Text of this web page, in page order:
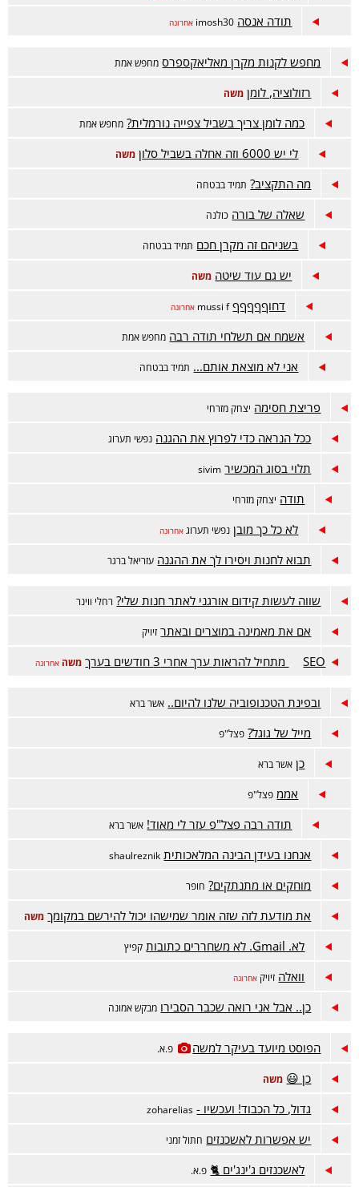
תודה אנסה imosh30 אחרונה
מחפש לקנות מקרן מאליאקספרס מחפש אמת
רזולוציה, לומן משה
כמה לומן צריך בשביל צפייה נורמלית? מחפש אמת
לי יש 6000 וזה אחלה בשביל סלון משה
מה התקציב? תמיד בבטחה
שאלה של בורה כולנה
בשניהם זה מקרן חכם תמיד בבטחה
יש גם עוד שיטה משה
דחוףףףףף mussi f אחרונה
אשמח אם תשלחי תודה רבה מחפש אמת
אני לא מוצאת אותם... תמיד בבטחה
פריצת חסימה יצחק מזרחי
ככל הנראה כדי לפרוץ את ההגנה נפשי תערוג
תלוי בסוג המכשיר sivim
תודה יצחק מזרחי
לא כל כך מובן נפשי תערוג אחרונה
תבוא לחנות ויסירו לך את ההגנה עזריאל ברגר
שווה לעשות קידום אורגני לאתר חנות שלי? רחלי ווינר
אם את מאמינה במוצרים ובאתר זיויק
SEO מתחיל להראות ערך אחרי 3 חודשים בערך משה אחרונה
ובפינת הטכנופוביה שלנו להיום.. אשר ברא
מייל של גוגל? פצל"פ
כן אשר ברא
אממ פצל"פ
תודה רבה פצל"פ עזר לי מאוד! אשר ברא
אנחנו בעידן הבינה המלאכותית shaulreznik
מוחקים או מתנתקים? חופר
את מודעת לזה שזה אומר שמישהו יכול להירשם במקומך משה
לא. Gmail. לא משחררים כתובות קפיץ
וואלה זיויק אחרונה
כן.. אבל אני רואה שכבר הסבירו מבקש אמונה
הפוסט מיועד בעיקר למשה פ.א.
כן 😃 משה
גדול, כל הכבוד! ועכשיו - zoharelias
יש אפשרות לאשכנזים חתול זמני
לאשכנזים ג'ינג'ים 🐈 פ.א.